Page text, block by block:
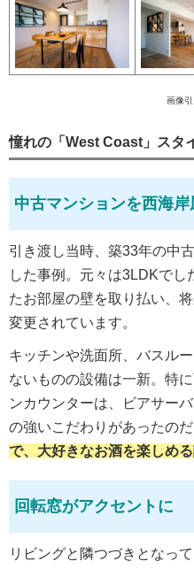
画像
憧れの「West Coast」スタ
中古マンションを西海
引き渡し当時、築33年の中
した事例。元々は3LDKでし
たお部屋の壁を取り払い、
変更されています。
キッチンや洗面所、バスル
ないものの設備は一新。特
ンカウンターは、ビアサー
の強いこだわりがあったのだ
で、大好きなお酒を楽しめ
回転窓がアクセントに
リビングと隣つづきとなっ